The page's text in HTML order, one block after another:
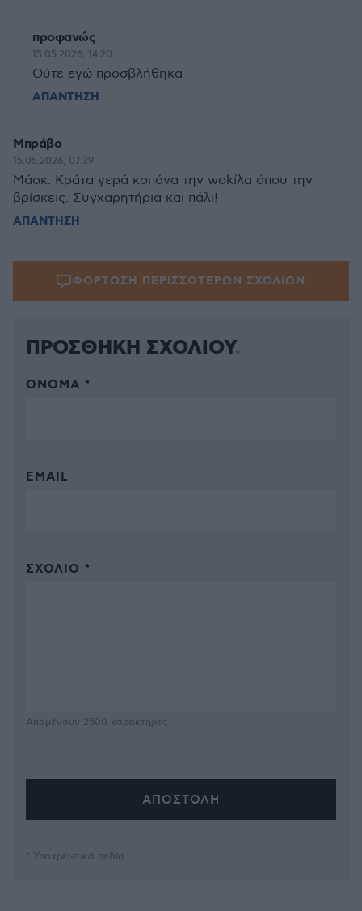
προφανώς
15.05.2026, 14:20
Ούτε εγώ προσβλήθηκα
ΑΠΑΝΤΗΣΗ
Μπράβο
15.05.2026, 07:39
Μάσκ. Κράτα γερά κοπάνα την wokίλα όπου την
βρίσκεις. Συγχαρητήρια και πάλι!
ΑΠΑΝΤΗΣΗ
ΦΟΡΤΩΣΗ ΠΕΡΙΣΣΟΤΕΡΩΝ ΣΧΟΛΙΩΝ
ΠΡΟΣΘΗΚΗ ΣΧΟΛΙΟΥ
ΌΝΟΜΑ *
EMAIL
ΣΧΌΛΙΟ *
Απομένουν 2500 χαρακτήρες
* Υποχρεωτικά πεδία